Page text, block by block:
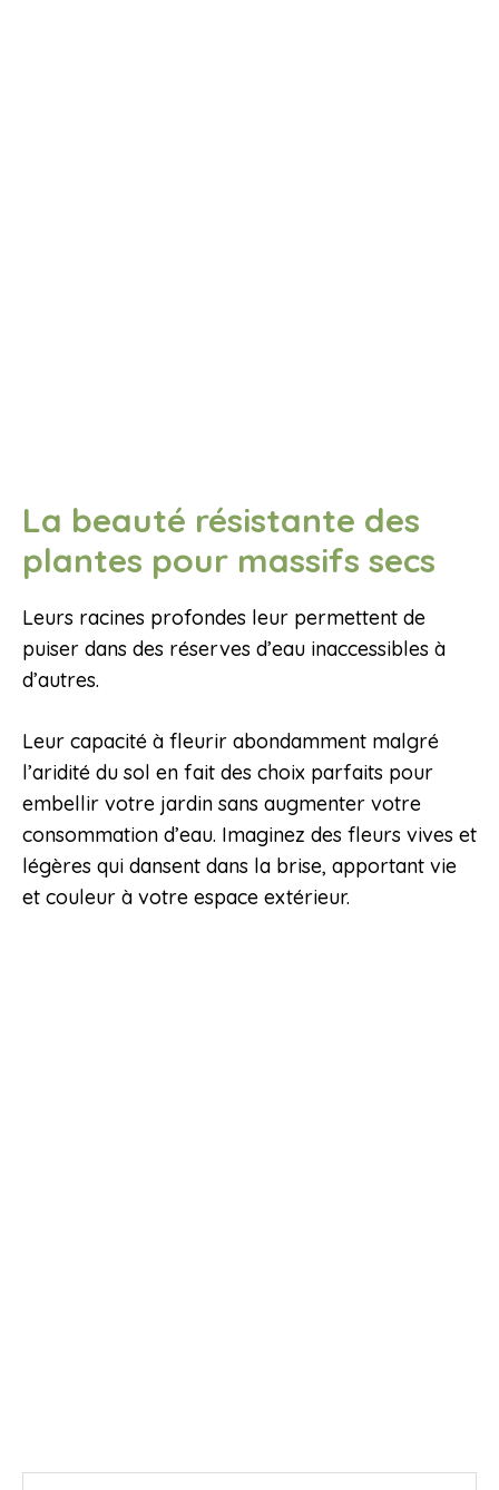
La beauté résistante des
plantes pour massifs secs
Leurs racines profondes leur permettent de
puiser dans des réserves d’eau inaccessibles à
d’autres.
Leur capacité à fleurir abondamment malgré
l’aridité du sol en fait des choix parfaits pour
embellir votre jardin sans augmenter votre
consommation d’eau. Imaginez des fleurs vives et
légères qui dansent dans la brise, apportant vie
et couleur à votre espace extérieur.